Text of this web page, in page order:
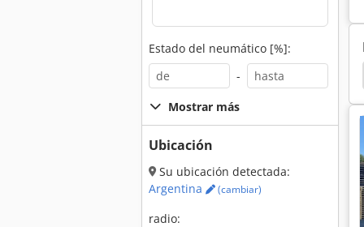
Estado del neumático [%]:
-
Mostrar más
Ubicación
Su ubicación detectada:
Argentina
(cambiar)
radio:
Plataforma Continua Plataforma